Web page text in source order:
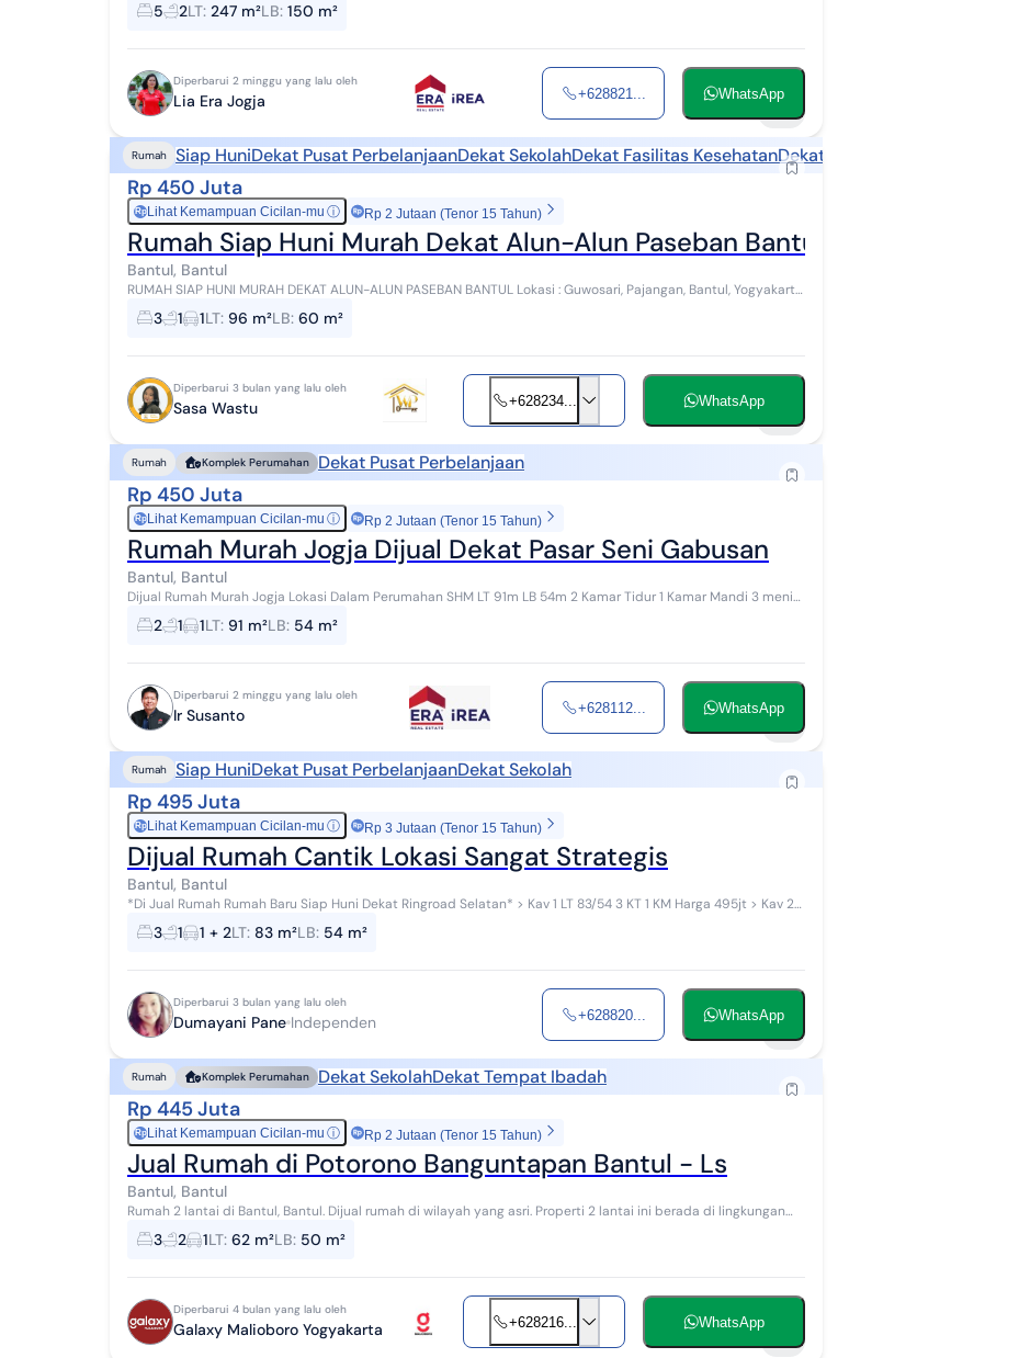
5 2LT: 247 m²LB: 150 m²
Diperbarui 2 minggu yang lalu oleh
Lia Era Jogja +628821... WhatsApp
Rumah Siap HuniDekat Pusat PerbelanjaanDekat SekolahDekat Fasilitas KesehatanDekat Tempat Wisata
Rp 450 Juta
RpLihat Kemampuan Cicilan-mu ⓘ Rp 2 Jutaan (Tenor 15 Tahun)
Rumah Siap Huni Murah Dekat Alun-Alun Paseban Bantul
Bantul, Bantul
RUMAH SIAP HUNI MURAH DEKAT ALUN-ALUN PASEBAN BANTUL Lokasi : Guwosari, Pajangan, Bantul, Yogyakarta
Rumah siap huni, lingkungan sekitar pemukima...
3 1 1LT: 96 m²LB: 60 m²
Diperbarui 3 bulan yang lalu oleh
Sasa Wastu +628234... WhatsApp
Rumah Komplek Perumahan Dekat Pusat Perbelanjaan
Rp 450 Juta
RpLihat Kemampuan Cicilan-mu ⓘ Rp 2 Jutaan (Tenor 15 Tahun)
Rumah Murah Jogja Dijual Dekat Pasar Seni Gabusan
Bantul, Bantul
Dijual Rumah Murah Jogja Lokasi Dalam Perumahan SHM LT 91m LB 54m 2 Kamar Tidur 1 Kamar Mandi 3 menit
Pasar Seni Gabusan 5 menit Pemda Bantul
2 1 1LT: 91 m²LB: 54 m²
Diperbarui 2 minggu yang lalu oleh
Ir Susanto +628112... WhatsApp
Rumah Siap HuniDekat Pusat PerbelanjaanDekat Sekolah
Rp 495 Juta
RpLihat Kemampuan Cicilan-mu ⓘ Rp 3 Jutaan (Tenor 15 Tahun)
Dijual Rumah Cantik Lokasi Sangat Strategis
Bantul, Bantul
*Di Jual Rumah Rumah Baru Siap Huni Dekat Ringroad Selatan* > Kav 1 LT 83/54 3 KT 1 KM Harga 495jt > Kav 2
LT 106/70 3 KT 2 KM (Hook) (Carport B...
3 1 1 + 2LT: 83 m²LB: 54 m²
Diperbarui 3 bulan yang lalu oleh
Dumayani Pane Independen +628820... WhatsApp
Rumah Komplek Perumahan Dekat SekolahDekat Tempat Ibadah
Rp 445 Juta
RpLihat Kemampuan Cicilan-mu ⓘ Rp 2 Jutaan (Tenor 15 Tahun)
Jual Rumah di Potorono Banguntapan Bantul - Ls
Bantul, Bantul
Rumah 2 lantai di Bantul, Bantul. Dijual rumah di wilayah yang asri. Properti 2 lantai ini berada di lingkungan
strategis. Rinciannya adalah seba...
3 2 1LT: 62 m²LB: 50 m²
Diperbarui 4 bulan yang lalu oleh
Galaxy Malioboro Yogyakarta +628216... WhatsApp